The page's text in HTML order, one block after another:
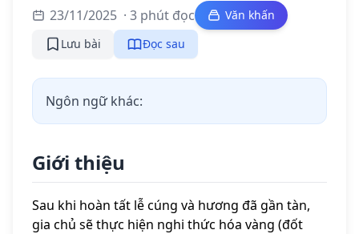
23/11/2025 · 3 phút đọc
Văn khấn
Lưu bài
Đọc sau
Ngôn ngữ khác:
Giới thiệu
Sau khi hoàn tất lễ cúng và hương đã gần tàn,
gia chủ sẽ thực hiện nghi thức hóa vàng (đốt